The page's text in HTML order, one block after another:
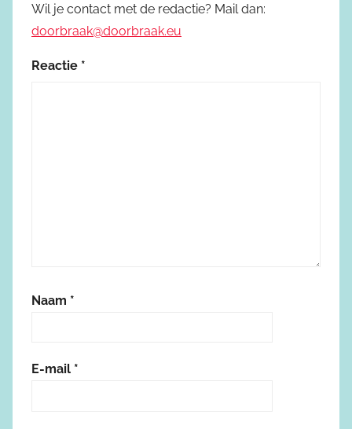
Wil je contact met de redactie? Mail dan:
doorbraak@doorbraak.eu
Reactie *
Naam *
E-mail *